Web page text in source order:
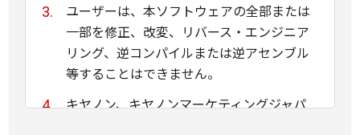
ユーザーは、本ソフトウェアの全部または
一部を修正、改変、リバース・エンジニア
リング、逆コンパイルまたは逆アセンブル
等することはできません。
キヤノン、キヤノンマーケティングジャパ